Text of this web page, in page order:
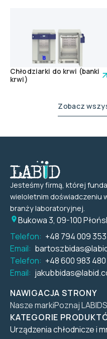
Chłodziarki do krwi (banki
krwi)
Zobacz
Jesteśmy firmą, której
wieloletnim doświadczeniu
branży laboratoryjnej.
Bukowa 3, 09-100
Telefon: +48 794 009 353
Email:
Telefon: +48 600 983 480
Email:
NAWIGACJA STRONY
Nasze markiPoznaj LABID
KATEGORIE
Urządzenia chłodnicze i